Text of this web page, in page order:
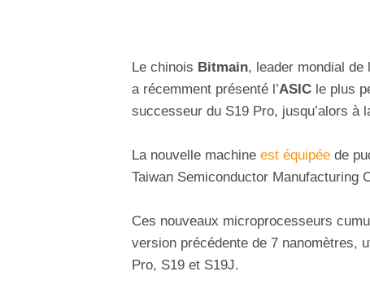
Le chinois Bitmain, leader mondial de
a récemment présenté l’ASIC le plus
successeur du S19 Pro, jusqu’alors à
La nouvelle machine est équipée de
Taiwan Semiconductor Manufacturing
Ces nouveaux microprocesseurs
version précédente de 7 nanomètres,
Pro, S19 et S19J.